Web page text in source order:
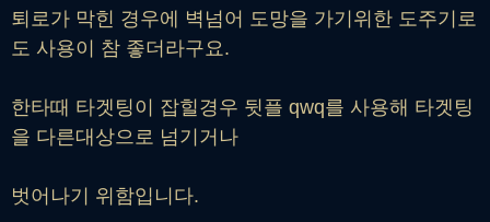
퇴로가 막힌 경우에 벽넘어 도망을 가기위한 도주기로
도 사용이 참 좋더라구요.
한타때 타겟팅이 잡힐경우 뒷플 qwq를 사용해 타겟팅
을 다른대상으로 넘기거나
벗어나기 위함입니다.